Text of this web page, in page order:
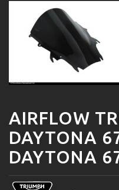
AIRFLOW
DAYTONA
DAYTONA